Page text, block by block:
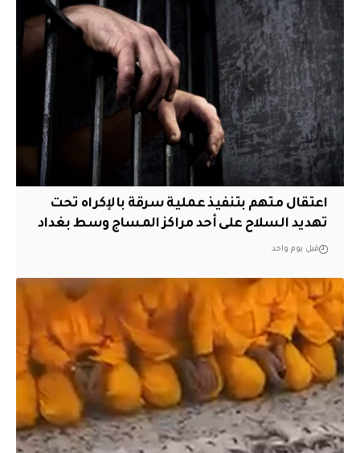
اعتقال متهم بتنفيذ عملية سرقة بالإكراه تحت
تهديد السلاح على أحد مراكز المساج وسط بغداد
قبل يوم واحد